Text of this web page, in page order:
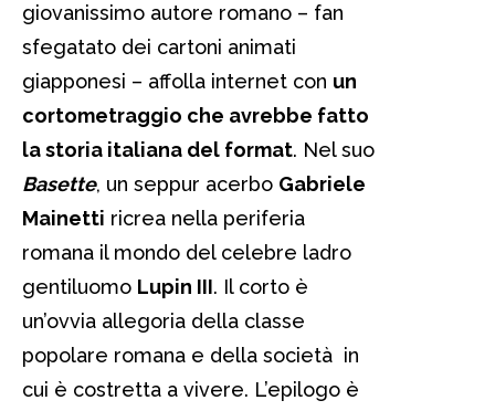
giovanissimo autore romano – fan
sfegatato dei cartoni animati
giapponesi – affolla internet con un
cortometraggio che avrebbe fatto
la storia italiana del format. Nel suo
Basette, un seppur acerbo Gabriele
Mainetti ricrea nella periferia
romana il mondo del celebre ladro
gentiluomo Lupin III. Il corto è
un’ovvia allegoria della classe
popolare romana e della società in
cui è costretta a vivere. L’epilogo è